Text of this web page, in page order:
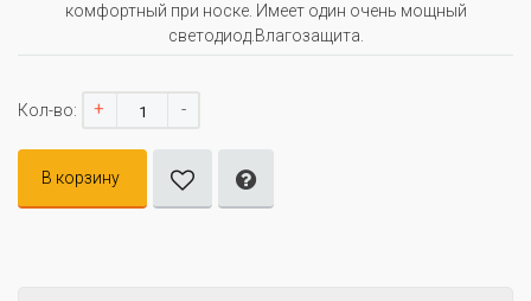
комфортный при носке. Имеет один очень мощный
светодиод.Влагозащита.
Кол-во: + -
В корзину